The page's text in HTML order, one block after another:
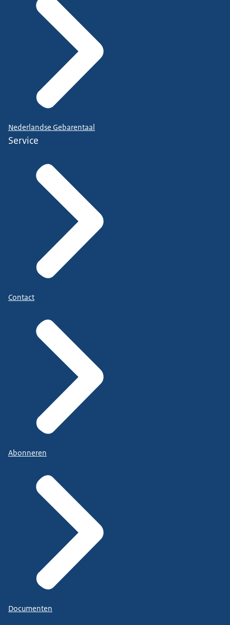
Nederlandse Gebarentaal
Service
Contact
Abonneren
Documenten